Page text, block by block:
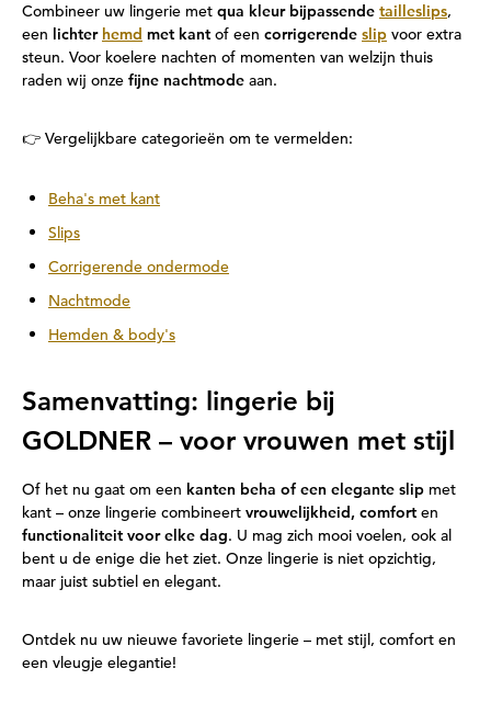
Combineer uw lingerie met qua kleur bijpassende tailleslips,
een lichter hemd met kant of een corrigerende slip voor extra
steun. Voor koelere nachten of momenten van welzijn thuis
raden wij onze fijne nachtmode aan.
👉 Vergelijkbare categorieën om te vermelden:
Beha's met kant
Slips
Corrigerende ondermode
Nachtmode
Hemden & body's
Samenvatting: lingerie bij
GOLDNER – voor vrouwen met stijl
Of het nu gaat om een kanten beha of een elegante slip met
kant – onze lingerie combineert vrouwelijkheid, comfort en
functionaliteit voor elke dag. U mag zich mooi voelen, ook al
bent u de enige die het ziet. Onze lingerie is niet opzichtig,
maar juist subtiel en elegant.
Ontdek nu uw nieuwe favoriete lingerie – met stijl, comfort en
een vleugje elegantie!